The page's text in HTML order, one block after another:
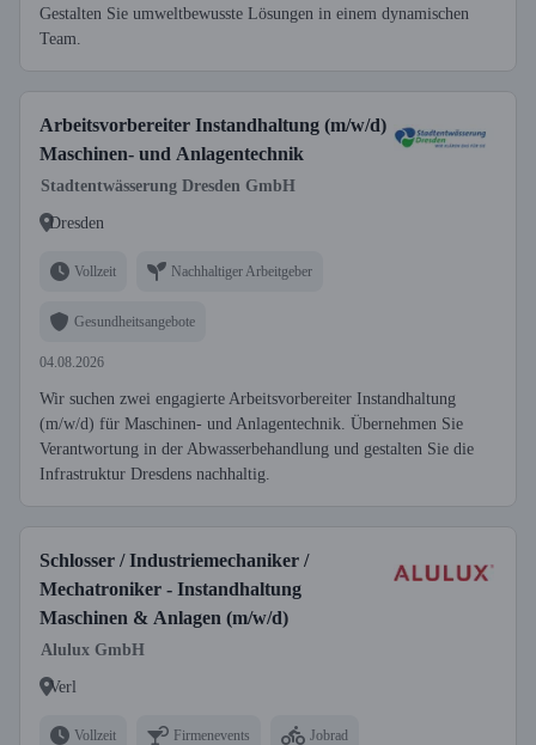
Gestalten Sie umweltbewusste Lösungen in einem dynamischen
Team.
Arbeitsvorbereiter Instandhaltung (m/w/d)
Maschinen- und Anlagentechnik
Stadtentwässerung Dresden GmbH
Dresden
Vollzeit Nachhaltiger Arbeitgeber
Gesundheitsangebote
04.08.2026
Wir suchen zwei engagierte Arbeitsvorbereiter Instandhaltung
(m/w/d) für Maschinen- und Anlagentechnik. Übernehmen Sie
Verantwortung in der Abwasserbehandlung und gestalten Sie die
Infrastruktur Dresdens nachhaltig.
Schlosser / Industriemechaniker /
Mechatroniker - Instandhaltung
Maschinen & Anlagen (m/w/d)
Alulux GmbH
Verl
Vollzeit Firmenevents Jobrad